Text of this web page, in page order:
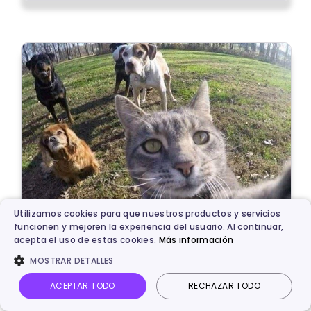
Utilizamos cookies para que nuestros productos y servicios
funcionen y mejoren la experiencia del usuario. Al continuar,
acepta el uso de estas cookies. Más información
MOSTRAR DETALLES
ACEPTAR TODO RECHAZAR TODO